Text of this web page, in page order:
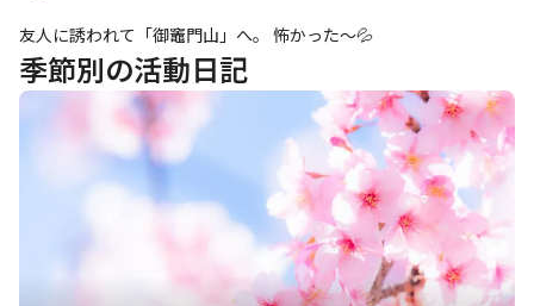
友人に誘われて「御竈門山」へ。 怖かった～💦
季節別の活動日記